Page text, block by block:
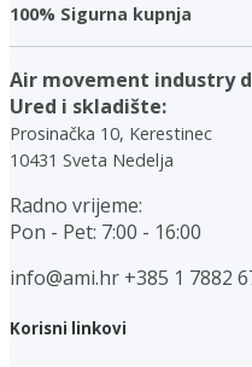
100% Sigurna kupnja
Air movement industry
Ured i skladište:
Prosinačka 10, Kerestinec
10431 Sveta Nedelja
Radno vrijeme:
Pon - Pet: 7:00 - 16:00
info@ami.hr +385 1 7882
Korisni linkovi